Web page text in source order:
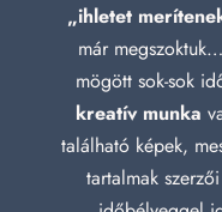
„ihletet
már
mögött sok-sok
kreatív munka
található képek,
tartalmak